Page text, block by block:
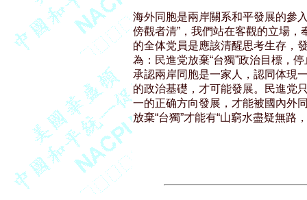
海外同胞是兩岸關系和平發展的參
傍觀者清”，我們站在客觀的立場，
的全体党員是應該清醒思考生存，
為：民進党放棄“台獨”政治目標，
承認兩岸同胞是一家人，認同体現
的政治基礎，才可能發展。民進党
一的正确方向發展，才能被國內外
放棄“台獨”才能有“山窮水盡疑無路